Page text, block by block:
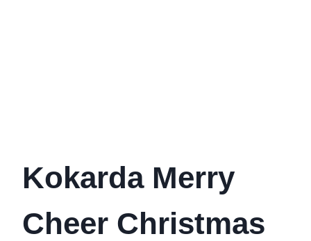
Kokarda Merry
Cheer Christmas